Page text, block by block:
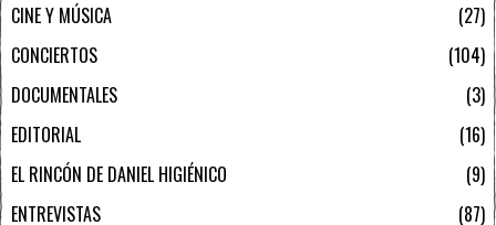
CINE Y MÚSICA
27
CONCIERTOS
104
DOCUMENTALES
3
EDITORIAL
16
EL RINCÓN DE DANIEL HIGIÉNICO
9
ENTREVISTAS
87